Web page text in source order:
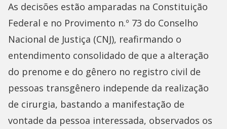
As decisões estão amparadas na Constituição
Federal e no Provimento n.º 73 do Conselho
Nacional de Justiça (CNJ), reafirmando o
entendimento consolidado de que a alteração
do prenome e do gênero no registro civil de
pessoas transgênero independe da realização
de cirurgia, bastando a manifestação de
vontade da pessoa interessada, observados os